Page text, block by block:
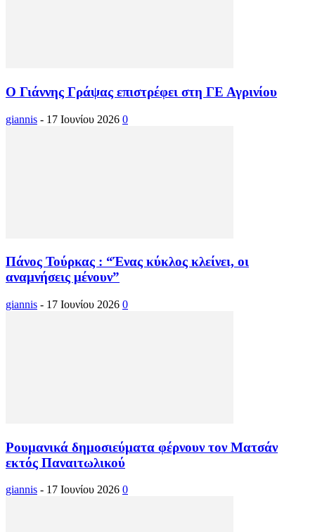
Ο Γιάννης Γράψας επιστρέφει στη ΓΕ Αγρινίου
giannis - 17 Ιουνίου 2026 0
Πάνος Τούρκας : “Ένας κύκλος κλείνει, οι
αναμνήσεις μένουν”
giannis - 17 Ιουνίου 2026 0
Ρουμανικά δημοσιεύματα φέρνουν τον Ματσάν
εκτός Παναιτωλικού
giannis - 17 Ιουνίου 2026 0